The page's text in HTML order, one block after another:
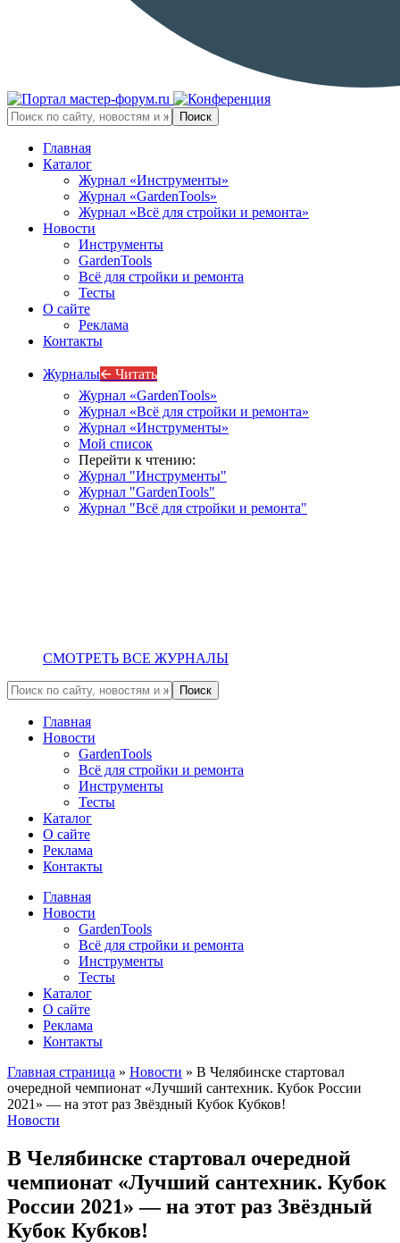
Главная
Каталог
Журнал «Инструменты»
Журнал «GardenTools»
Журнал «Всё для стройки и ремонта»
Новости
Инструменты
GardenTools
Всё для стройки и ремонта
Тесты
О сайте
Реклама
Контакты
Журналы🡨 Читать
Журнал «GardenTools»
Журнал «Всё для стройки и ремонта»
Журнал «Инструменты»
Мой список
Перейти к чтению:
Журнал "Инструменты"
Журнал "GardenTools"
Журнал "Всё для стройки и ремонта"
СМОТРЕТЬ ВСЕ ЖУРНАЛЫ
Главная
Новости
GardenTools
Всё для стройки и ремонта
Инструменты
Тесты
Каталог
О сайте
Реклама
Контакты
Главная
Новости
GardenTools
Всё для стройки и ремонта
Инструменты
Тесты
Каталог
О сайте
Реклама
Контакты
Главная страница » Новости » В Челябинске стартовал
очередной чемпионат «Лучший сантехник. Кубок России
2021» — на этот раз Звёздный Кубок Кубков!
Новости
В Челябинске стартовал очередной
чемпионат «Лучший сантехник. Кубок
России 2021» — на этот раз Звёздный
Кубок Кубков!